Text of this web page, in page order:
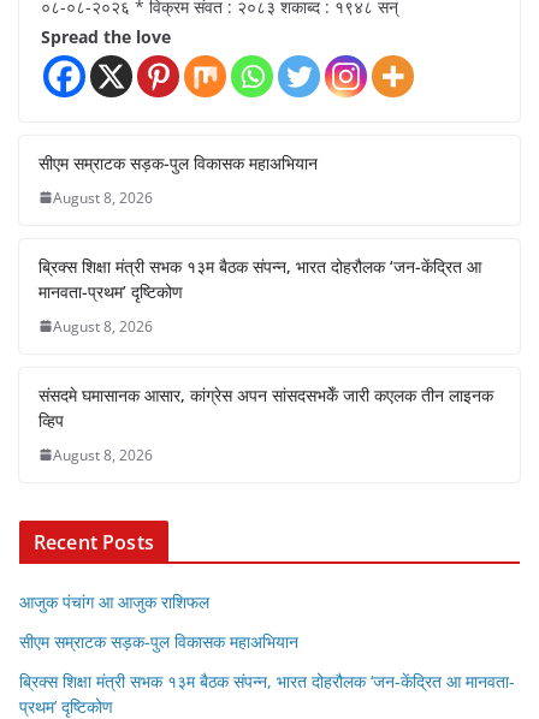
०८-०८-२०२६ * विक्रम संवत : २०८३ शकाब्द : १९४८ सन्
Spread the love
सीएम सम्राटक सड़क-पुल विकासक महाअभियान
August 8, 2026
ब्रिक्स शिक्षा मंत्री सभक १३म बैठक संपन्न, भारत दोहरौलक ‘जन-केंद्रित आ
मानवता-प्रथम’ दृष्टिकोण
August 8, 2026
संसदमे घमासानक आसार, कांग्रेस अपन सांसदसभकेँ जारी कएलक तीन लाइनक
व्हिप
August 8, 2026
Recent Posts
आजुक पंचांग आ आजुक राशिफल
सीएम सम्राटक सड़क-पुल विकासक महाअभियान
ब्रिक्स शिक्षा मंत्री सभक १३म बैठक संपन्न, भारत दोहरौलक ‘जन-केंद्रित आ मानवता-
प्रथम’ दृष्टिकोण